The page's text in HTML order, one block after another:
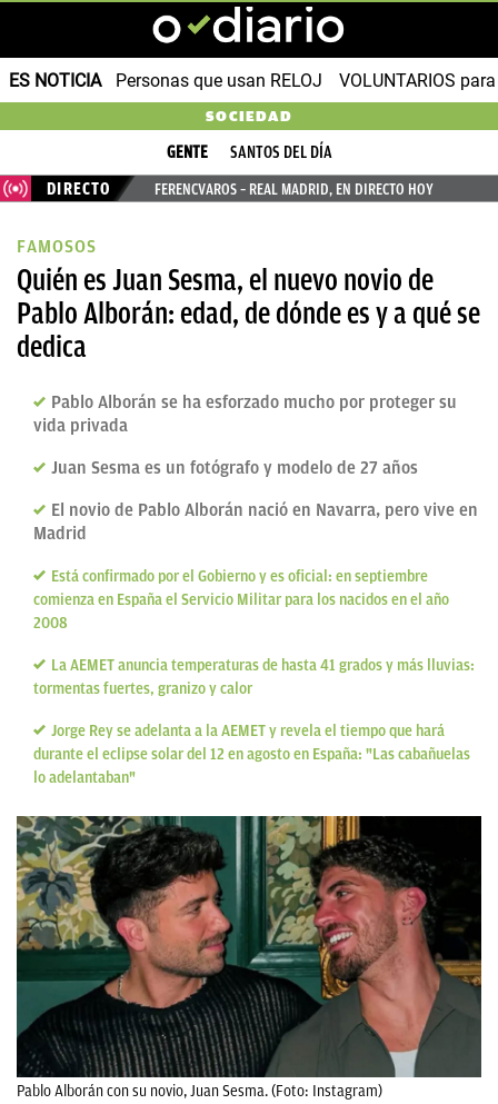
ES NOTICIA Personas que usan RELOJ VOLUNTARIOS
SOCIEDAD
GENTE
SANTOS DEL DÍA
DIRECTO
FERENCVAROS – REAL MADRID, EN DIRECTO HOY
FAMOSOS
Quién es Juan Sesma, el nuevo novio de
Pablo Alborán: edad, de dónde es y a qué se
dedica
Pablo Alborán se ha esforzado mucho por proteger su
vida privada
Juan Sesma es un fotógrafo y modelo de 27 años
El novio de Pablo Alborán nació en Navarra, pero vive en
Madrid
Está confirmado por el Gobierno y es oficial: en septiembre
comienza en España el Servicio Militar para los nacidos en el año
2008
La AEMET anuncia temperaturas de hasta 41 grados y más lluvias:
tormentas fuertes, granizo y calor
Jorge Rey se adelanta a la AEMET y revela el tiempo que hará
durante el eclipse solar del 12 en agosto en España: "Las cabañuelas
lo adelantaban"
Pablo Alborán con su novio, Juan Sesma. (Foto: Instagram)